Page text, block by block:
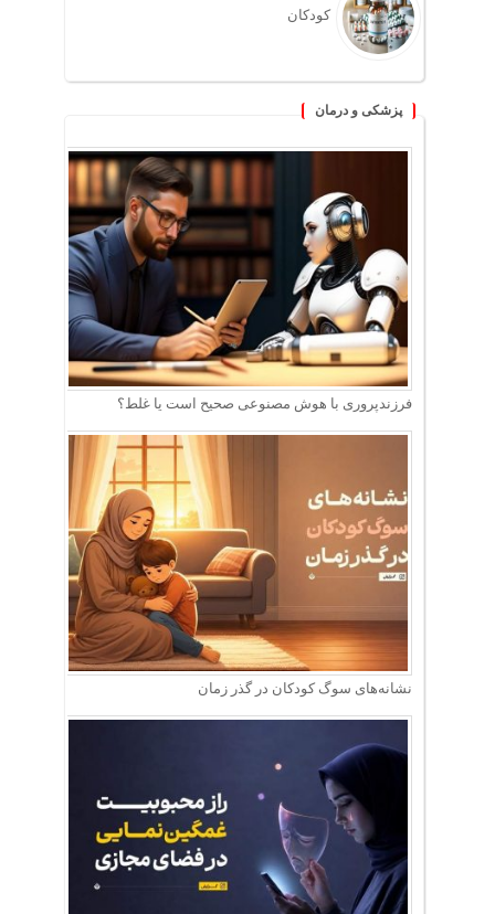
کودکان
پزشکی و درمان
فرزندپروری با هوش مصنوعی صحیح است یا غلط؟
نشانه‌های سوگ کودکان در گذر زمان